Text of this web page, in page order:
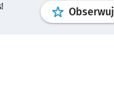
Obserwuj